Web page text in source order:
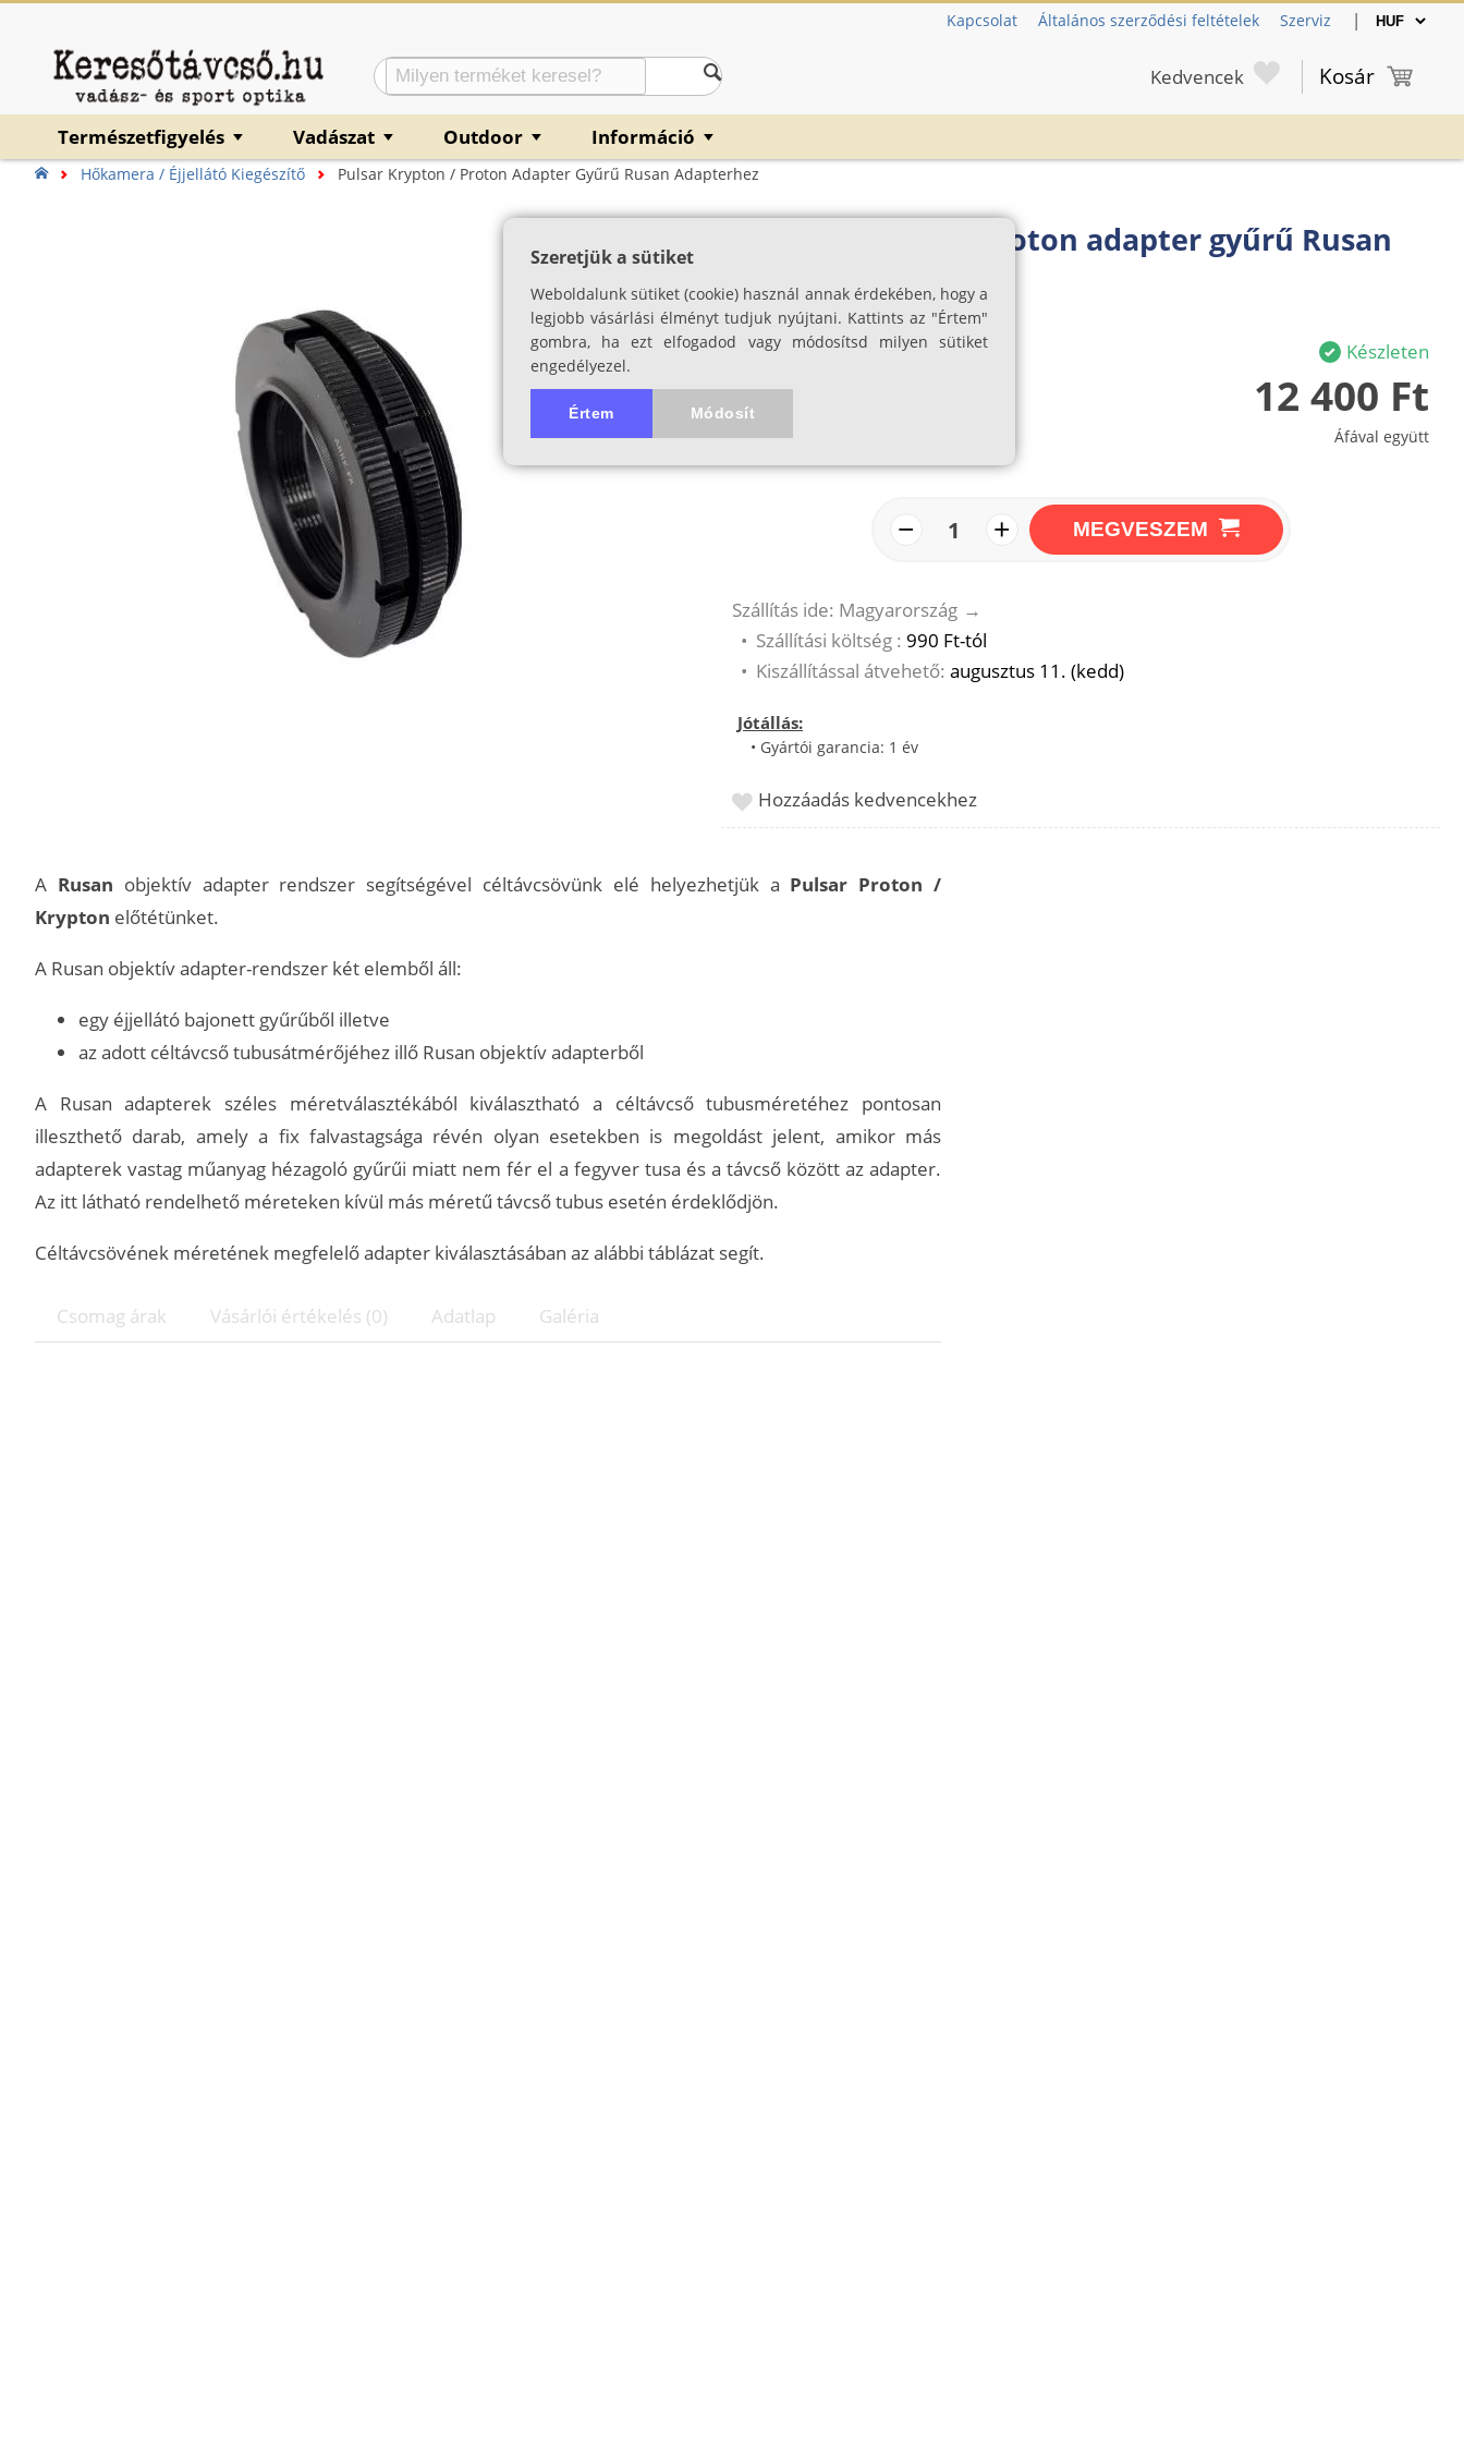
Kapcsolat Általános szerződési feltételek Szerviz |
Kedvencek Kosár
Természetfigyelés ▼ Vadászat ▼ Outdoor ▼ Információ ▼
Hőkamera / Éjjellátó Kiegészítő Pulsar Krypton / Proton Adapter Gyűrű Rusan Adapterhez
Pulsar Krypton / Proton adapter gyűrű Rusan
SKU: 03116
Készleten
12 400 Ft
Áfával együtt
− 1 + MEGVESZEM
Szállítás ide: Magyarország →
• Szállítási költség : 990 Ft-tól
• Kiszállítással átvehető: augusztus 11. (kedd)
Jótállás:
• Gyártói garancia: 1 év
Hozzáadás kedvencekhez
A Rusan objektív adapter rendszer segítségével céltávcsövünk elé helyezhetjük a Pulsar Proton /
Krypton előtétünket.
A Rusan objektív adapter-rendszer két elemből áll:
egy éjjellátó bajonett gyűrűből illetve
az adott céltávcső tubusátmérőjéhez illő Rusan objektív adapterből
A Rusan adapterek széles méretválasztékából kiválasztható a céltávcső tubusméretéhez pontosan
illeszthető darab, amely a fix falvastagsága révén olyan esetekben is megoldást jelent, amikor más
adapterek vastag műanyag hézagoló gyűrűi miatt nem fér el a fegyver tusa és a távcső között az adapter.
Az itt látható rendelhető méreteken kívül más méretű távcső tubus esetén érdeklődjön.
Céltávcsövének méretének megfelelő adapter kiválasztásában az alábbi táblázat segít.
Csomag árak Vásárlói értékelés (0) Adatlap Galéria
Szeretjük a sütiket
Weboldalunk sütiket (cookie) használ annak érdekében, hogy a
legjobb vásárlási élményt tudjuk nyújtani. Kattints az "Értem"
gombra, ha ezt elfogadod vagy módosítsd milyen sütiket
engedélyezel.
Értem Módosít